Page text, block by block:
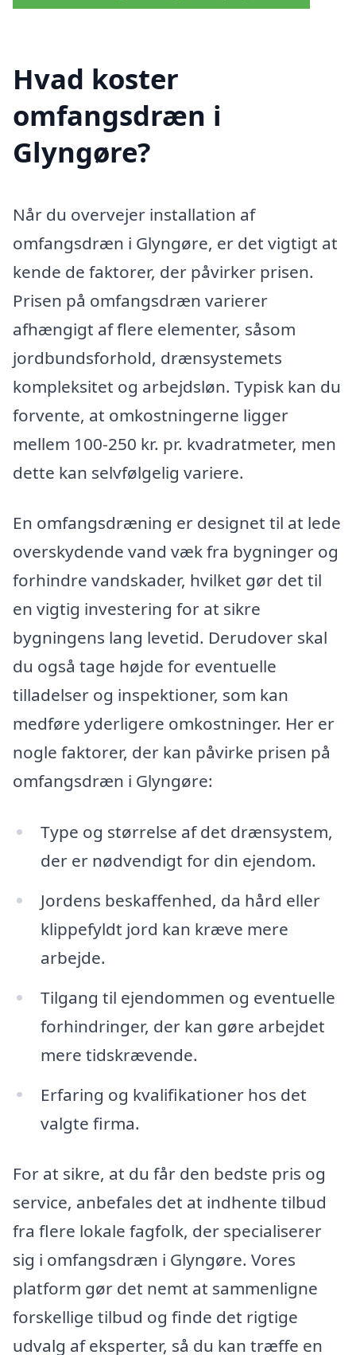
Hvad koster
omfangsdræn i
Glyngøre?
Når du overvejer installation af
omfangsdræn i Glyngøre, er det vigtigt at
kende de faktorer, der påvirker prisen.
Prisen på omfangsdræn varierer
afhængigt af flere elementer, såsom
jordbundsforhold, drænsystemets
kompleksitet og arbejdsløn. Typisk kan du
forvente, at omkostningerne ligger
mellem 100-250 kr. pr. kvadratmeter, men
dette kan selvfølgelig variere.
En omfangsdræning er designet til at lede
overskydende vand væk fra bygninger og
forhindre vandskader, hvilket gør det til
en vigtig investering for at sikre
bygningens lang levetid. Derudover skal
du også tage højde for eventuelle
tilladelser og inspektioner, som kan
medføre yderligere omkostninger. Her er
nogle faktorer, der kan påvirke prisen på
omfangsdræn i Glyngøre:
Type og størrelse af det drænsystem,
der er nødvendigt for din ejendom.
Jordens beskaffenhed, da hård eller
klippefyldt jord kan kræve mere
arbejde.
Tilgang til ejendommen og eventuelle
forhindringer, der kan gøre arbejdet
mere tidskrævende.
Erfaring og kvalifikationer hos det
valgte firma.
For at sikre, at du får den bedste pris og
service, anbefales det at indhente tilbud
fra flere lokale fagfolk, der specialiserer
sig i omfangsdræn i Glyngøre. Vores
platform gør det nemt at sammenligne
forskellige tilbud og finde det rigtige
udvalg af eksperter, så du kan træffe en